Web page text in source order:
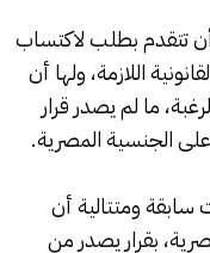
تتقدم بطلب لاكتساب
اللازمة، ولها أن
ما لم يصدر قرار
الجنسية المصرية.
فى البلاد مدة 10 سنوات سابقة ومتتالية أن
بقرار يصدر من